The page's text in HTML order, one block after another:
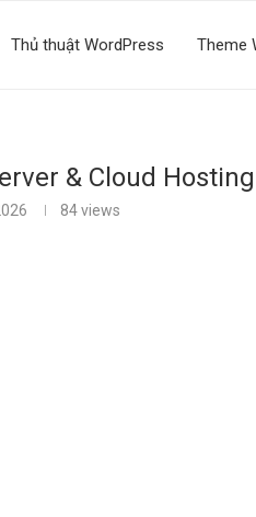
Thủ thuật WordPress Theme
& Cloud Hosting
84views